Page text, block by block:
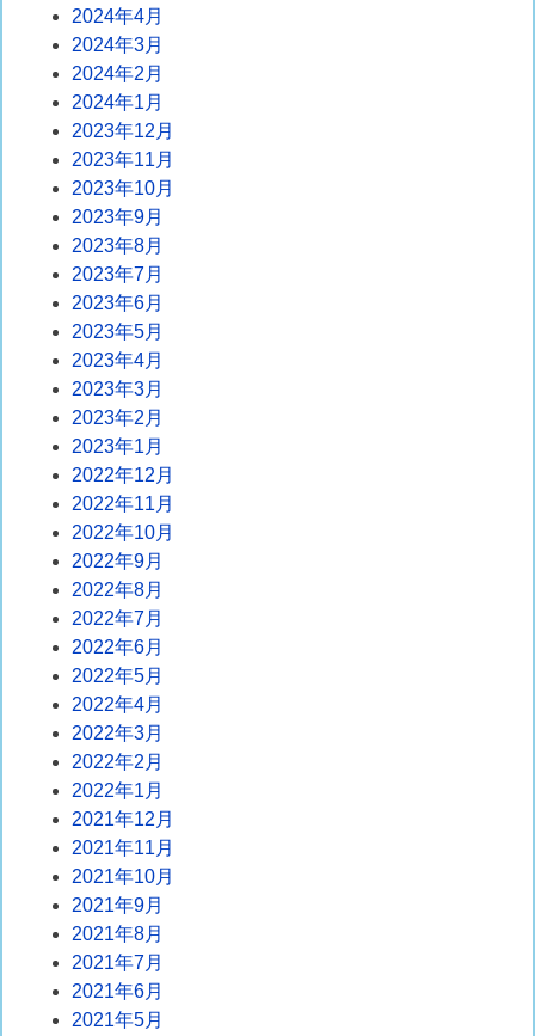
2024年4月
2024年3月
2024年2月
2024年1月
2023年12月
2023年11月
2023年10月
2023年9月
2023年8月
2023年7月
2023年6月
2023年5月
2023年4月
2023年3月
2023年2月
2023年1月
2022年12月
2022年11月
2022年10月
2022年9月
2022年8月
2022年7月
2022年6月
2022年5月
2022年4月
2022年3月
2022年2月
2022年1月
2021年12月
2021年11月
2021年10月
2021年9月
2021年8月
2021年7月
2021年6月
2021年5月